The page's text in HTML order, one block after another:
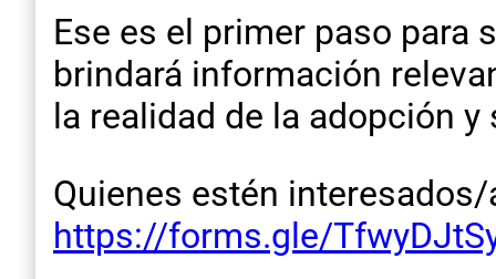
Ese es el primer paso para
brindará información
la realidad de la adopción
Quienes estén
https://forms.gle/